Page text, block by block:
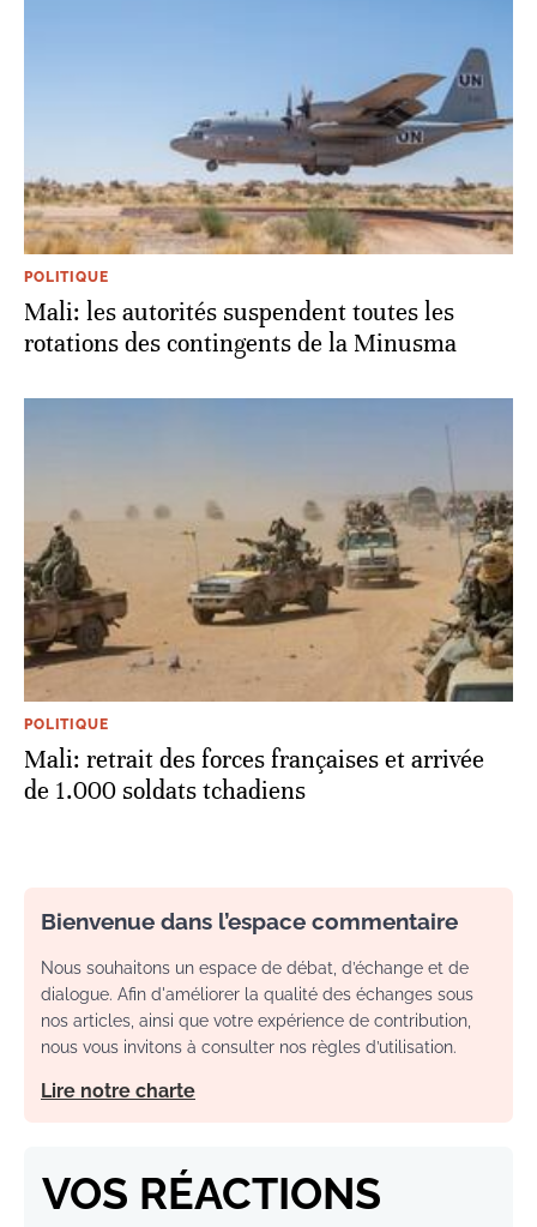
POLITIQUE
Mali: les autorités suspendent toutes les
rotations des contingents de la Minusma
POLITIQUE
Mali: retrait des forces françaises et arrivée
de 1.000 soldats tchadiens
Bienvenue dans l’espace commentaire
Nous souhaitons un espace de débat, d’échange et de
dialogue. Afin d'améliorer la qualité des échanges sous
nos articles, ainsi que votre expérience de contribution,
nous vous invitons à consulter nos règles d’utilisation.
Lire notre charte
VOS RÉACTIONS